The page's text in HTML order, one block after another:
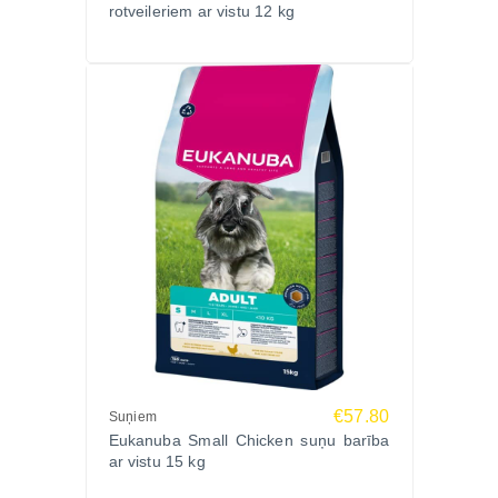
omega-3 taukskābes 0,53%, DHA 0,18%.
EUKANUBA – starptautiski atzīts premium klases
suņu barības zīmols, kas izstrādā zinātniski
pamatotas receptes sadarbībā ar veterinārārstiem un
audzētājiem, nodrošinot optimālu uzturu katram
dzīves posmam.
Ko saka saimnieki?
“Kucēnam ar jutīgu vēderu šī barība der ideāli.”
“Ļoti laba apetīte un skaists, spīdīgs kažoks.”
“Granulas piemērotas mazam žoklim, viegli
Biežāk uzdotie jautājumi (FAQ)
Vai šī barība piemērota jutīgiem kucēniem?
rotveileriem ar vistu 12 kg
Suņiem €57.80
Eukanuba Small Chicken suņu barība
ar vistu 15 kg